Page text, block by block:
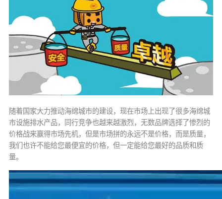
随着国家大力推动海绵城市的建设，现在市场上出现了很多海绵城
市设施排水产品，同行竞争也越来越激烈，无数品牌选择了惨烈的
价格战来赢得市场先机，但是市场拼的永远不是价格，而是质量，
我们也许不能给您最便宜的价格，但一定能给您最好的品质和质
量。